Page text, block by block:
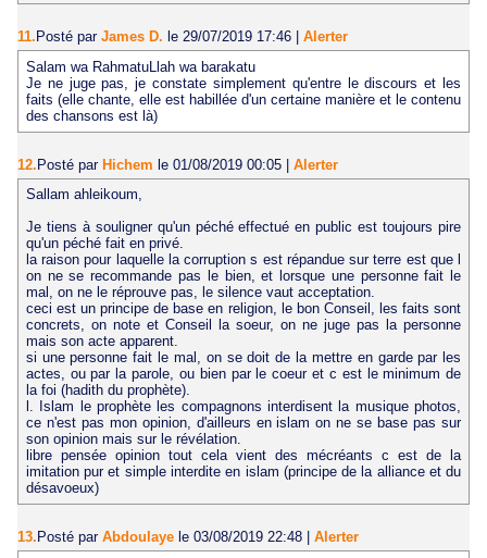
11. Posté par James D. le 29/07/2019 17:46
Alerter
Salam wa RahmatuLlah wa barakatu
Je ne juge pas, je constate simplement qu'entre le discours et les
faits (elle chante, elle est habillée d'un certaine manière et le contenu
des chansons est là)
12.Posté par Hichem le 01/08/2019 00:05 | Alerter
Sallam ahleikoum,
Je tiens à souligner qu'un péché effectué en public est toujours pire
qu'un péché fait en privé.
la raison pour laquelle la corruption s est répandue sur terre est que l
on ne se recommande pas le bien, et lorsque une personne fait le
mal, on ne le réprouve pas, le silence vaut acceptation.
ceci est un principe de base en religion, le bon Conseil, les faits sont
concrets, on note et Conseil la soeur, on ne juge pas la personne
mais son acte apparent.
si une personne fait le mal, on se doit de la mettre en garde par les
actes, ou par la parole, ou bien par le coeur et c est le minimum de
la foi (hadith du prophète).
l. Islam le prophète les compagnons interdisent la musique photos,
ce n'est pas mon opinion, d'ailleurs en islam on ne se base pas sur
son opinion mais sur le révélation.
libre pensée opinion tout cela vient des mécréants c est de la
imitation pur et simple interdite en islam (principe de la alliance et du
désavoeux)
13. Posté par Abdoulaye le 03/08/2019 22:48
Alerter